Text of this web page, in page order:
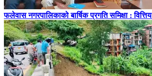
फलेवास नगरपालिकाको बार्षिक प्रगति समिक्षा :